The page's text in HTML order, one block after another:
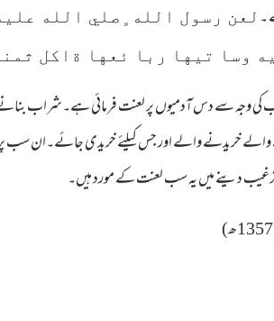
۔ لعن رسول الله ٍصلي الله
وسا تيها ربا ئعها ةاكل
سے دس آدمیوں پر لعنت فرمائی ہے۔شراب بنانے
خریدنے والے اور جس کیلئے خریدی جائے۔ان
ترغیب دینے میں یہ سب لعنت کے مورد ہیں۔